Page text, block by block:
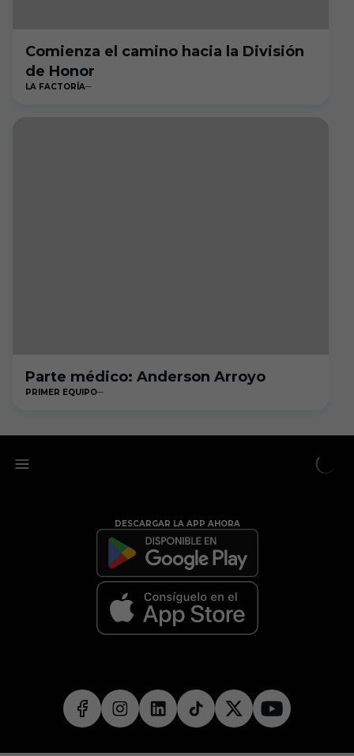
Comienza el camino hacia la División
de Honor
LA FACTORÍA
Parte médico: Anderson Arroyo
PRIMER EQUIPO
DESCARGAR LA APP AHORA